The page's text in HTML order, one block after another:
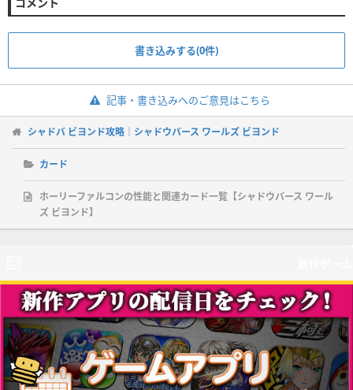
書き込みする(0件)
記事・書き込みへのご意見はこちら
シャドバ ビヨンド攻略｜シャドウバース ワールズ ビヨンド
カード
ホーリーファルコンの性能と関連カード一覧【シャドウバース ワール
ズ ビヨンド】